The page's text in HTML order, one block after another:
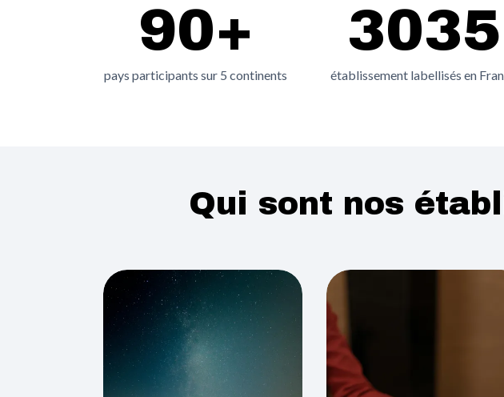
90+
pays participants sur 5 continents
3035
établissement labellisés en
Qui sont nos
Image Image